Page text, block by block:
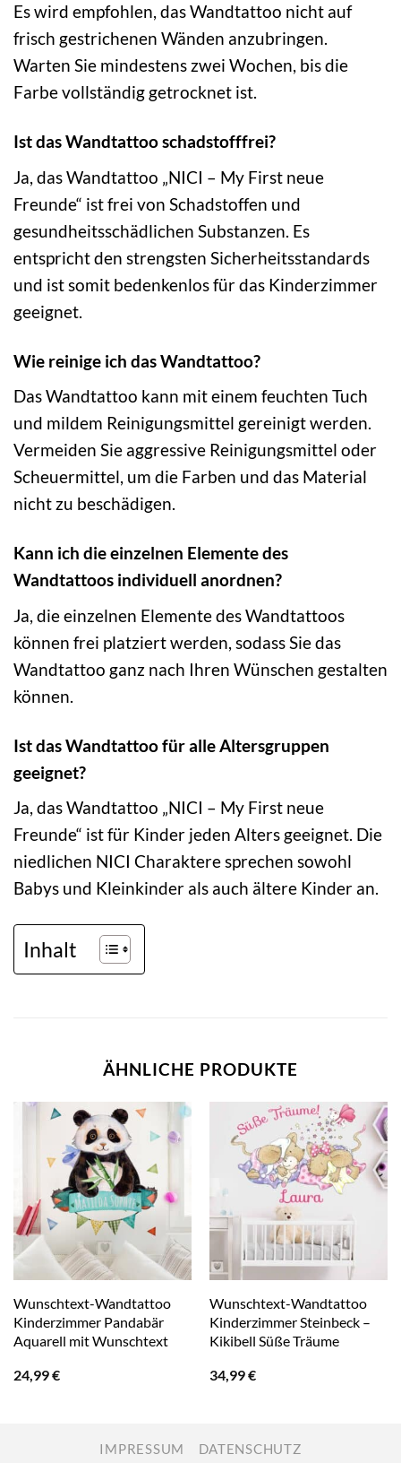
Es wird empfohlen, das Wandtattoo nicht auf
frisch gestrichenen Wänden anzubringen.
Warten Sie mindestens zwei Wochen, bis die
Farbe vollständig getrocknet ist.
Ist das Wandtattoo schadstofffrei?
Ja, das Wandtattoo „NICI – My First neue
Freunde“ ist frei von Schadstoffen und
gesundheitsschädlichen Substanzen. Es
entspricht den strengsten Sicherheitsstandards
und ist somit bedenkenlos für das Kinderzimmer
geeignet.
Wie reinige ich das Wandtattoo?
Das Wandtattoo kann mit einem feuchten Tuch
und mildem Reinigungsmittel gereinigt werden.
Vermeiden Sie aggressive Reinigungsmittel oder
Scheuermittel, um die Farben und das Material
nicht zu beschädigen.
Kann ich die einzelnen Elemente des
Wandtattoos individuell anordnen?
Ja, die einzelnen Elemente des Wandtattoos
können frei platziert werden, sodass Sie das
Wandtattoo ganz nach Ihren Wünschen gestalten
können.
Ist das Wandtattoo für alle Altersgruppen
geeignet?
Ja, das Wandtattoo „NICI – My First neue
Freunde“ ist für Kinder jeden Alters geeignet. Die
niedlichen NICI Charaktere sprechen sowohl
Babys und Kleinkinder als auch ältere Kinder an.
Inhalt
ÄHNLICHE PRODUKTE
Wunschtext-Wandtattoo
Kinderzimmer Pandabär
Aquarell mit Wunschtext
24,99€
Wunschtext-Wandtattoo
Kinderzimmer Steinbeck –
Kikibell Süße Träume
34,99€
IMPRESSUM DATENSCHUTZ